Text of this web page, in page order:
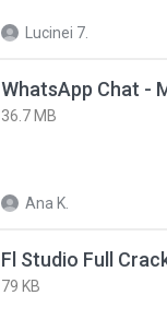
Lucinei 7.
WhatsApp Chat -
36.7 MB
Ana K.
Fl Studio Full
79 KB